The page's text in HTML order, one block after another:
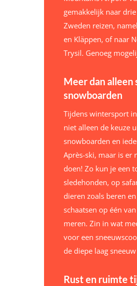
gemakkelijk naar
Zweden reizen,
en Kläppen, of naar
Trysil. Genoeg
Meer dan alleen
snowboarden
Tijdens wintersport
niet alleen de keuze
snowboarden en
Après-ski, maar is er
doen! Zo kun je een
sledehonden, op
dieren zoals beren
schaatsen op één
meren. Zin in wat
voor een
de diepe laag
Rust en ruimte